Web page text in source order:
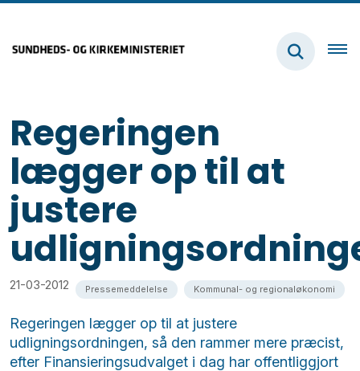
Regeringen
lægger op til at
justere
21-03-2012 Pressemeddelelse Kommunal- og regionaløkonomi
Regeringen lægger op til at justere
udligningsordningen, så den rammer mere præcist,
efter Finansieringsudvalget i dag har offentliggjort